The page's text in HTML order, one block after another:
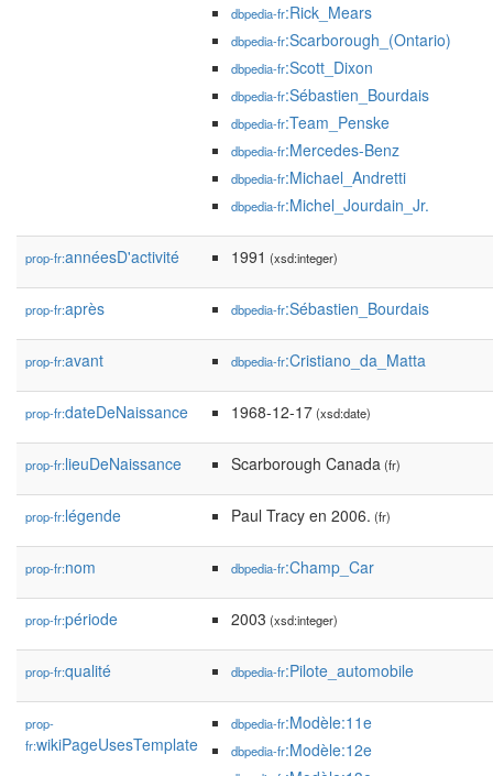
dbpedia-fr:Rick_Mears
dbpedia-fr:Scarborough_(Ontario)
dbpedia-fr:Scott_Dixon
dbpedia-fr:Sébastien_Bourdais
dbpedia-fr:Team_Penske
dbpedia-fr:Mercedes-Benz
dbpedia-fr:Michael_Andretti
dbpedia-fr:Michel_Jourdain_Jr.
prop-fr:annéesD'activité 1991 (xsd:integer)
prop-fr:après dbpedia-fr:Sébastien_Bourdais
prop-fr:avant dbpedia-fr:Cristiano_da_Matta
prop-fr:dateDeNaissance 1968-12-17(xsd:date)
prop-fr:lieuDeNaissance Scarborough Canada(fr)
prop-fr:légende Paul Tracy en 2006. (fr)
prop-fr:nom dbpedia-fr:Champ_Car
prop-fr:période 2003 (xsd:integer)
prop-fr:qualité dbpedia-fr:Pilote_automobile
prop-
fr:wikiPageUsesTemplate
dbpedia-fr:Modèle:11e
dbpedia-fr:Modèle:12e